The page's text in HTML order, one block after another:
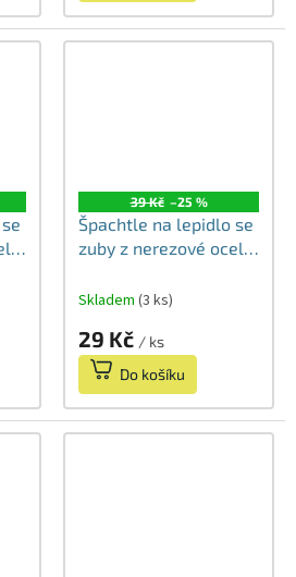
39 Kč –25 %
Špachtle na lepidlo se
zuby z nerezové oceli
Skladem (3 ks)
29 Kč / ks
Do košíku